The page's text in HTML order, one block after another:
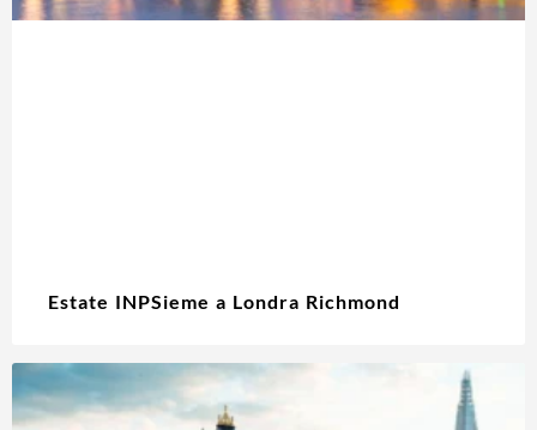
Estate INPSieme a Londra Richmond